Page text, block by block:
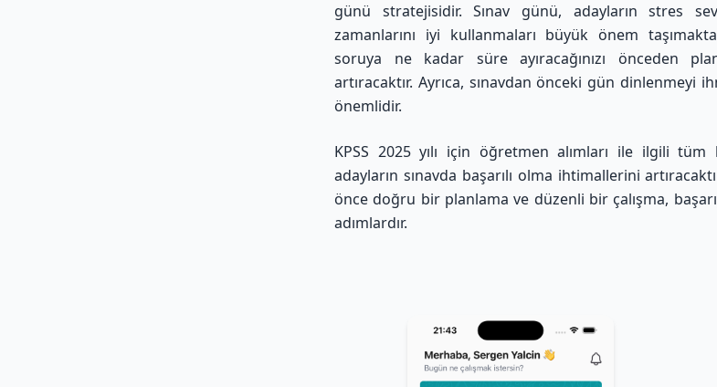
günü stratejisidir. Sınav günü, adayların stres
zamanlarını iyi kullanmaları büyük önem
soruya ne kadar süre ayıracağınızı önceden
artıracaktır. Ayrıca, sınavdan önceki gün dinlenmeyi
önemlidir.
KPSS 2025 yılı için öğretmen alımları ile ilgili
adayların sınavda başarılı olma ihtimallerini
önce doğru bir planlama ve düzenli bir çalışma,
adımlardır.